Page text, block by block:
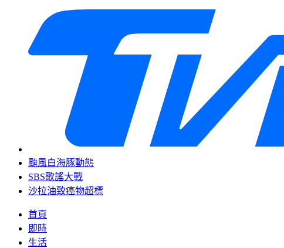
颱風白海豚動態
SBS歌謠大戰
沙拉油致癌物超標
首頁
即時
生活